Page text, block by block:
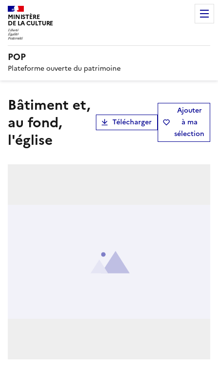
MINISTÈRE
DE LA CULTURE
POP
Plateforme ouverte du patrimoine
Bâtiment et,
au fond,
l'église
Télécharger
Ajouter
à ma
sélection